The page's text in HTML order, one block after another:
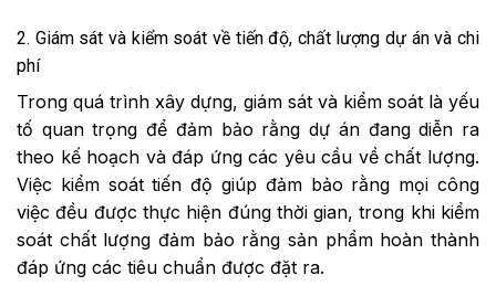
2. Giám sát và kiểm soát về tiến độ, chất lượng dự án và chi
phí
Trong quá trình xây dựng, giám sát và kiểm soát là yếu
tố quan trọng để đảm bảo rằng dự án đang diễn ra
theo kế hoạch và đáp ứng các yêu cầu về chất lượng.
Việc kiểm soát tiến độ giúp đảm bảo rằng mọi công
việc đều được thực hiện đúng thời gian, trong khi kiểm
soát chất lượng đảm bảo rằng sản phẩm hoàn thành
đáp ứng các tiêu chuẩn được đặt ra.